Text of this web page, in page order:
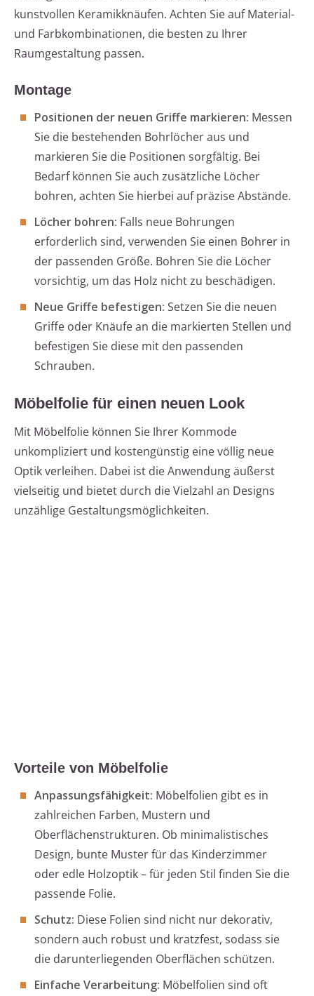
kunstvollen Keramikknäufen. Achten Sie auf Material-
und Farbkombinationen, die besten zu Ihrer
Raumgestaltung passen.
Montage
Positionen der neuen Griffe markieren: Messen
Sie die bestehenden Bohrlöcher aus und
markieren Sie die Positionen sorgfältig. Bei
Bedarf können Sie auch zusätzliche Löcher
bohren, achten Sie hierbei auf präzise Abstände.
Löcher bohren: Falls neue Bohrungen
erforderlich sind, verwenden Sie einen Bohrer in
der passenden Größe. Bohren Sie die Löcher
vorsichtig, um das Holz nicht zu beschädigen.
Neue Griffe befestigen: Setzen Sie die neuen
Griffe oder Knäufe an die markierten Stellen und
befestigen Sie diese mit den passenden
Schrauben.
Möbelfolie für einen neuen Look
Mit Möbelfolie können Sie Ihrer Kommode
unkompliziert und kostengünstig eine völlig neue
Optik verleihen. Dabei ist die Anwendung äußerst
vielseitig und bietet durch die Vielzahl an Designs
unzählige Gestaltungsmöglichkeiten.
Vorteile von Möbelfolie
Anpassungsfähigkeit: Möbelfolien gibt es in
zahlreichen Farben, Mustern und
Oberflächenstrukturen. Ob minimalistisches
Design, bunte Muster für das Kinderzimmer
oder edle Holzoptik – für jeden Stil finden Sie die
passende Folie.
Schutz: Diese Folien sind nicht nur dekorativ,
sondern auch robust und kratzfest, sodass sie
die darunterliegenden Oberflächen schützen.
Einfache Verarbeitung: Möbelfolien sind oft